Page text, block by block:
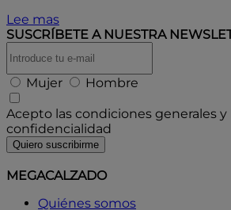
Lee mas
SUSCRÍBETE A NUESTRA
Mujer Hombre
Acepto las condiciones generales y
confidencialidad
Quiero suscribirme
MEGACALZADO
Quiénes somos